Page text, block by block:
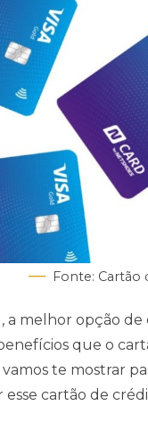
Fonte: Cartão
a melhor opção
que o
te mostrar
esse cartão de